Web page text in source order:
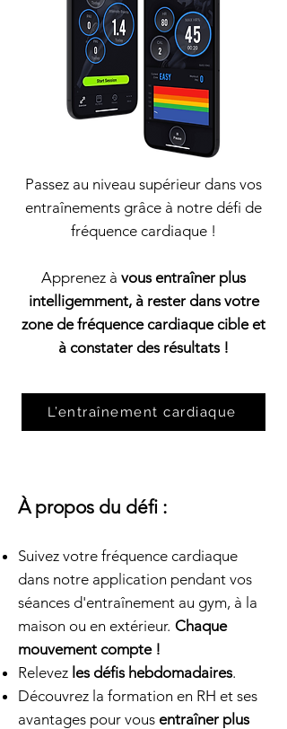
Passez au niveau supérieur dans vos
entraînements grâce à notre défi de
fréquence cardiaque !
Apprenez à vous entraîner plus
intelligemment, à rester dans votre
zone de fréquence cardiaque cible et
à constater des résultats !
L’entraînement cardiaque
À propos du défi :
Suivez votre fréquence cardiaque
dans notre application pendant vos
séances d'entraînement au gym, à la
maison ou en extérieur. Chaque
mouvement compte !
Relevez les défis hebdomadaires.
Découvrez la formation en RH et ses
avantages pour vous entraîner plus